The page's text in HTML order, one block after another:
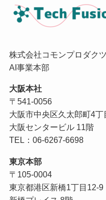
株式会社コモンプロダクツ
AI事業本部
大阪本社
〒541-0056
大阪市中央区久太郎町4丁
大阪センタービル 11階
TEL：06-6267-6698
東京本部
〒105-0004
東京都港区新橋1丁目12-9